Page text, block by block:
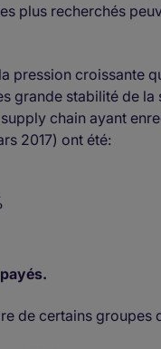
plus recherchés
pression croissante
grande stabilité de la
chain ayant
2017) ont été:
de certains groupes